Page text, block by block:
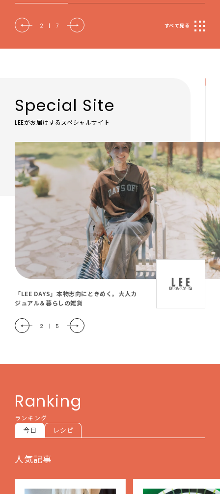
2 | 7 すべて見る
Special Site
LEEがお届けするスペシャルサイト
「LEE DAYS」本物志向にときめく。大人カ
ジュアル＆暮らしの雑貨
2 | 5
Ranking
ランキング
今日 レシピ
人気記事